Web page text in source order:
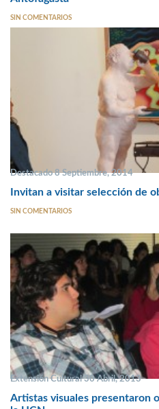
SIN COMENTARIOS
Destacado 8 Septiembre, 2014
Invitan a visitar selección de
SIN COMENTARIOS
Extensión Cultural 30 Abril, 2013
Artistas visuales presentaron